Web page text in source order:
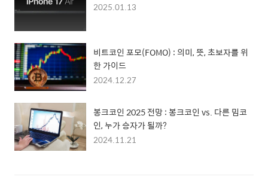
2025.01.13
비트코인 포모(FOMO) : 의미, 뜻, 초보자를 위
한 가이드
2024.12.27
봉크코인 2025 전망 : 봉크코인 vs. 다른 밈코
인, 누가 승자가 될까?
2024.11.21